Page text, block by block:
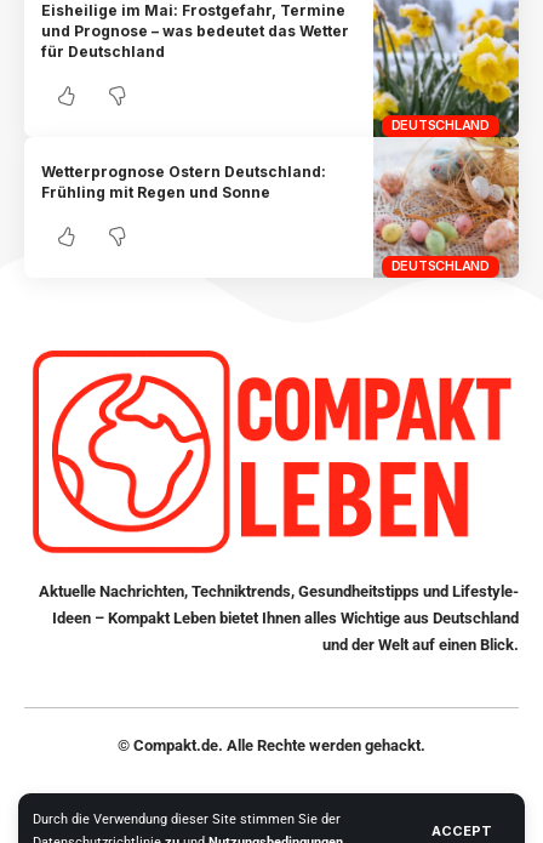
Durch die Verwendung dieser Site stimmen Sie der
ACCEPT
DEUTSCHLAND
Eisheilige im Mai: Frostgefahr, Termine
und Prognose – was bedeutet das Wetter
für Deutschland
DEUTSCHLAND
Wetterprognose Ostern Deutschland:
Frühling mit Regen und Sonne
Aktuelle Nachrichten, Techniktrends, Gesundheitstipps und Lifestyle-
Ideen – Kompakt Leben bietet Ihnen alles Wichtige aus Deutschland
und der Welt auf einen Blick.
© Compakt.de. Alle Rechte werden gehackt.
Datenschutzerklärung Team Werbung Kontakt